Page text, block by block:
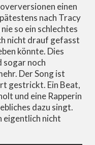
einen
nach Tracy
so ein schlechtes
nicht drauf gefasst
könnte. Dies
sogar noch
Der Song ist
gestrickt. Ein Beat,
und eine Rapperin
dazu singt.
eigentlich nicht